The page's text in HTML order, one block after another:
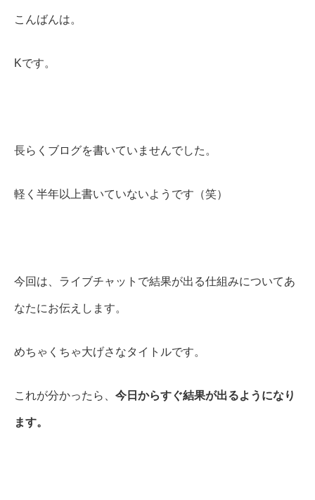
こんばんは。
Kです。
長らくブログを書いていませんでした。
軽く半年以上書いていないようです（笑）
今回は、ライブチャットで結果が出る仕組みについてあ
なたにお伝えします。
めちゃくちゃ大げさなタイトルです。
これが分かったら、 今日からすぐ結果が出るようになり
ます。